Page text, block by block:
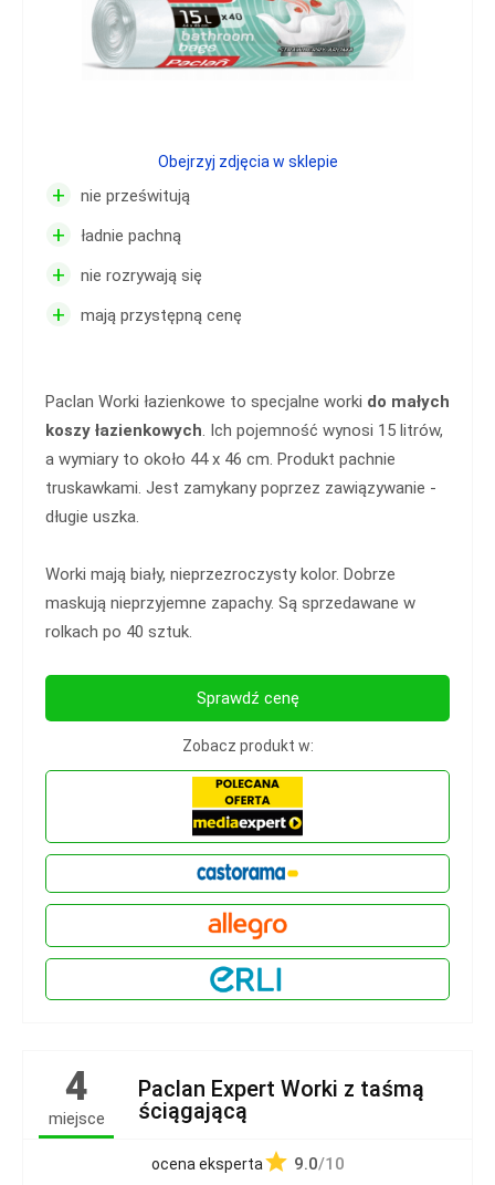
+ nie prześwitują
+ ładnie pachną
+ nie rozrywają się
+ mają przystępną cenę
Paclan Worki łazienkowe to specjalne worki do małych
koszy łazienkowych. Ich pojemność wynosi 15 litrów,
a wymiary to około 44 x 46 cm. Produkt pachnie
truskawkami. Jest zamykany poprzez zawiązywanie -
długie uszka.
Worki mają biały, nieprzezroczysty kolor. Dobrze
maskują nieprzyjemne zapachy. Są sprzedawane w
rolkach po 40 sztuk.
Obejrzyj zdjęcia w sklepie
Sprawdź cenę
Zobacz produkt w:
4
miejsce
Paclan Expert Worki z taśmą
ściągającą
ocena eksperta 9.0/10